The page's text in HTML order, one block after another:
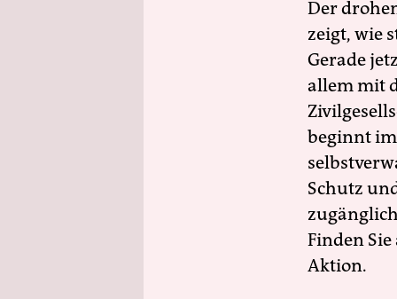
Der
zeigt, wie
Gerade
allem mit
beginnt
Schutz
Finden
Aktion.